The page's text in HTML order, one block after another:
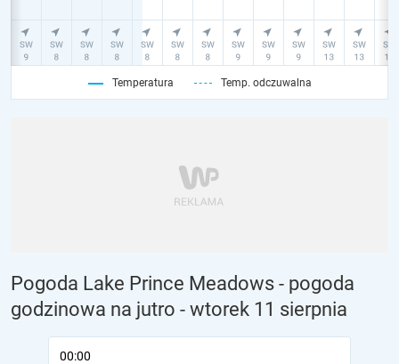
Temperatura Temp. odczuwalna
Pogoda Lake Prince Meadows - pogoda
godzinowa na jutro - wtorek 11 sierpnia
00:00